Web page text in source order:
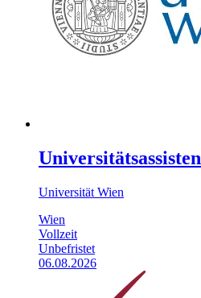
Universität Wien
Wien
Vollzeit
Unbefristet
06.08.2026